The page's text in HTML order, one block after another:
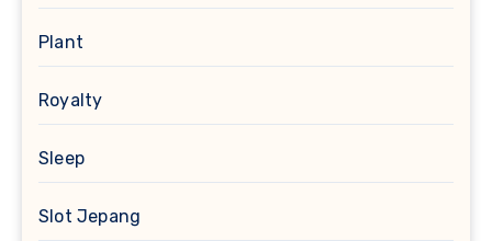
Plant
Royalty
Sleep
Slot Jepang